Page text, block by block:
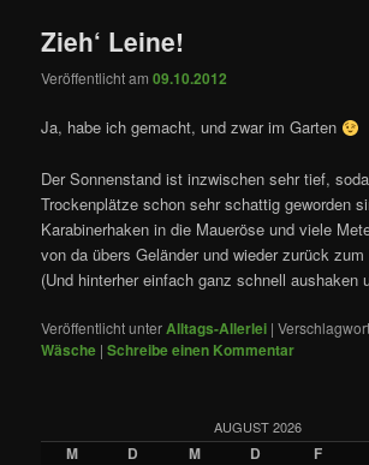
Zieh‘ Leine!
Veröffentlicht am09.10.2012
Ja, habe ich gemacht, und zwar im Garten
Der Sonnenstand ist inzwischen sehr tief,
Trockenplätze schon sehr schattig geworden
Karabinerhaken in die Maueröse und viele
von da übers Geländer und wieder zurück
(Und hinterher einfach ganz schnell aushaken
Veröffentlicht unterAlltags-Allerlei |
Wäsche |Schreibe einen Kommentar
AUGUST 2026
M D M D F